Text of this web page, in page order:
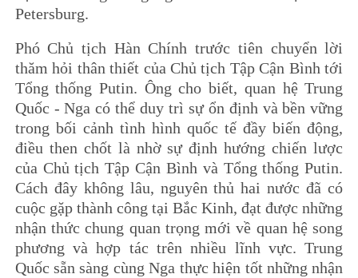
Petersburg.
Phó Chủ tịch Hàn Chính trước tiên chuyển lời
thăm hỏi thân thiết của Chủ tịch Tập Cận Bình tới
Tổng thống Putin. Ông cho biết, quan hệ Trung
Quốc - Nga có thể duy trì sự ổn định và bền vững
trong bối cảnh tình hình quốc tế đầy biến động,
điều then chốt là nhờ sự định hướng chiến lược
của Chủ tịch Tập Cận Bình và Tổng thống Putin.
Cách đây không lâu, nguyên thủ hai nước đã có
cuộc gặp thành công tại Bắc Kinh, đạt được những
nhận thức chung quan trọng mới về quan hệ song
phương và hợp tác trên nhiều lĩnh vực. Trung
Quốc sẵn sàng cùng Nga thực hiện tốt những nhận